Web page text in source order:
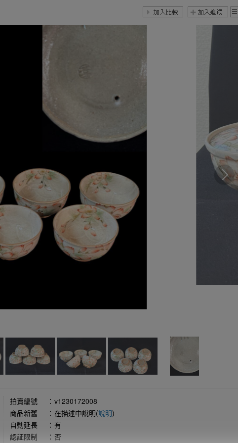
拍賣編號 ： v1230172008
商品新舊
： 在描述中說明(說明)
自動延長
： 有
認証限制
： 否